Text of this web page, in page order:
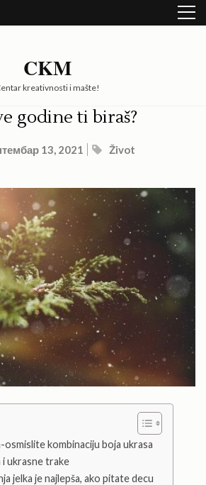
CKM
kreativnosti i mašte!
godine ti biraš?
13, 2021 Život
osmislite kombinaciju boja ukrasa
i ukrasne trake
jelka je najlepša, ako pitate decu